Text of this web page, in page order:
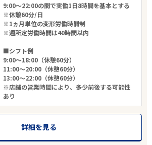
9:00～22:00の間で実働1日8時間を基本とする
※休憩60分/日
※1ヵ月単位の変形労働時間制
※週所定労働時間は40時間以内
■シフト例
9:00～18:00（休憩60分）
11:00～20:00（休憩60分）
13:00～22:00（休憩60分）
※店舗の営業時間により、多少前後する可能性
あり
詳細を見る